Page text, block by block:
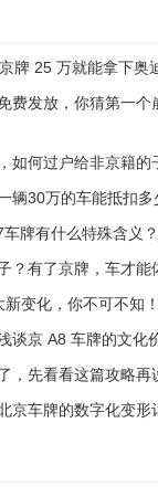
牌 25 万就能拿下奥
费发放，你猜第一个
如何过户给非京籍的
辆30万的车能抵扣
牌有什么特殊含义
？有了京牌，车才
变化，你不可不知
谈京 A8 车牌的文化
，先看看这篇攻略再
京车牌的数字化变形